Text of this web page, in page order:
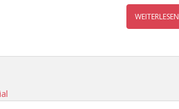
WEITERLESEN